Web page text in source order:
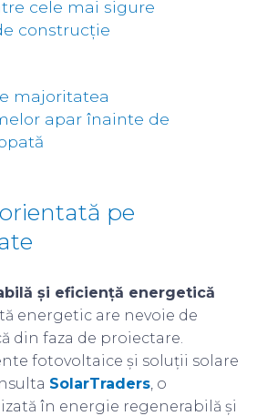
cele mai sigure
construcție
majoritatea
apar înainte de
pe
și eficiență energetică
energetic are nevoie de
din faza de proiectare.
fotovoltaice și soluții solare
SolarTraders , o
în energie regenerabilă și